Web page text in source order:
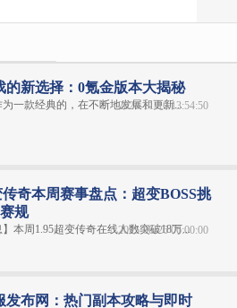
的新选择：0氪金版本大揭秘
一款经典的，在不断地发展和更新...
2024-11-10 13:54:50
传奇本周赛事盘点：超变BOSS挑
规
】本周1.95超变传奇在线人数突破18万...
2025-06-26 06:00:00
发布网：热门副本攻略与即时